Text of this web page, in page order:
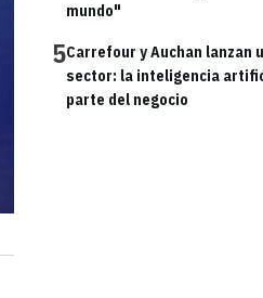
mundo"
5Carrefour y Auchan lanzan
sector: la inteligencia
parte del negocio